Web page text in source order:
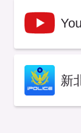
新